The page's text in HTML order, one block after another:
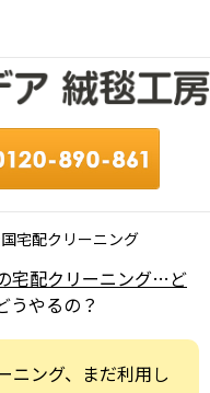
宅配クリーニング
宅配クリーニング…ど
うやるの？
ニング、まだ利用し